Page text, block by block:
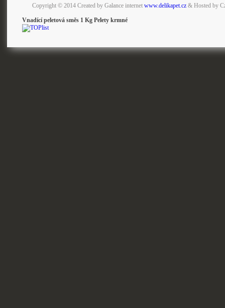
Copyright © 2014 Created by Galance internet www.delikapet.cz& Hosted by
Vnadící peletová směs 1 Kg Pelety krmné